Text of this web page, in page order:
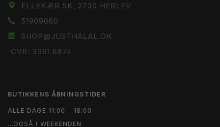
ELLEKÆR 5K, 2730 HERLEV
51909060
SHOP@JUSTHALAL.DK
CVR: 3961 6874
BUTIKKENS ÅBNINGSTIDER
ALLE DAGE 11:00 - 18:00
...OGSÅ I WEEKENDEN